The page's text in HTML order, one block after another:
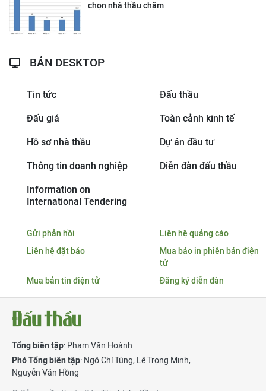
chọn nhà thầu chậm
BẢN DESKTOP
Tin tức Đấu thầu
Đấu giá Toàn cảnh kinh tế
Hồ sơ nhà thầu Dự án đầu tư
Thông tin doanh nghiệp Diễn đàn đấu thầu
Information on
International Tendering
Gửi phản hồi
Liên hệ quảng cáo
Liên hệ đặt báo
Mua báo in phiên bản điện
tử
Mua bản tin điện tử
Đăng ký diễn đàn
Tổng biên tập: Phạm Văn Hoành
Phó Tổng biên tập: Ngô Chí Tùng, Lê Trọng Minh,
Nguyễn Văn Hồng